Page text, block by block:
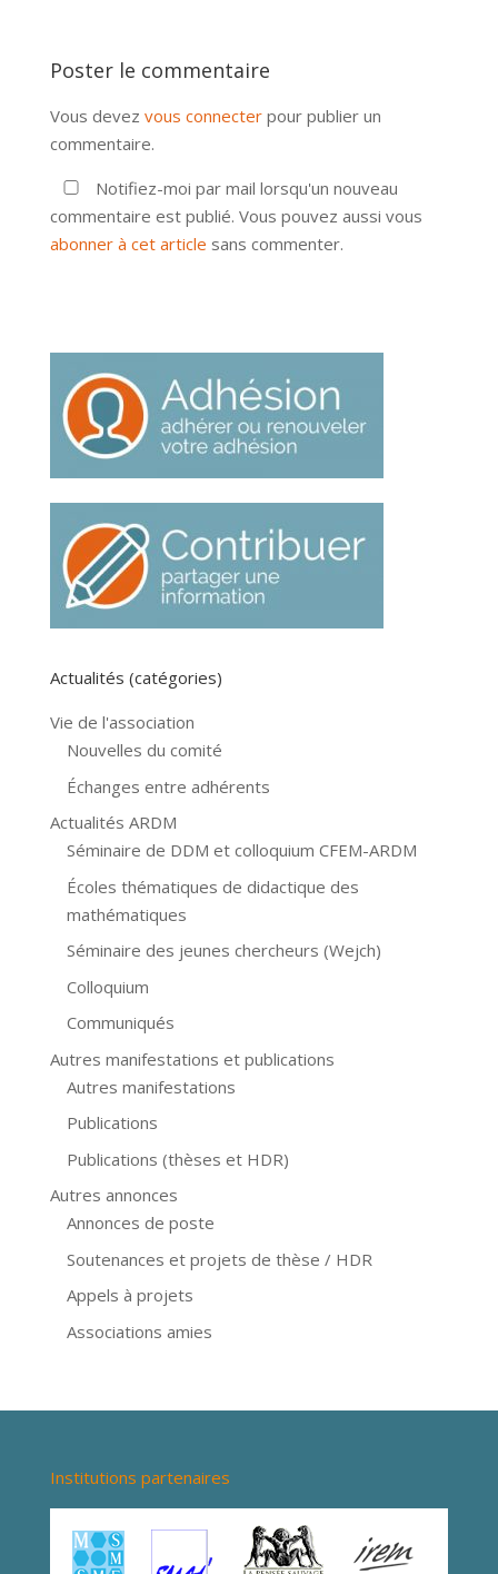
Poster le commentaire
Vous devez vous connecterpour publier un
commentaire.
Notifiez-moi par mail lorsqu'un nouveau
commentaire est publié. Vous pouvez aussi vous
abonner à cet article sans commenter.
Actualités (catégories)
Vie de l'association
Nouvelles du comité
Échanges entre adhérents
Actualités ARDM
Séminaire de DDM et colloquium CFEM-ARDM
Écoles thématiques de didactique des
mathématiques
Séminaire des jeunes chercheurs (Wejch)
Colloquium
Communiqués
Autres manifestations et publications
Autres manifestations
Publications
Publications (thèses et HDR)
Autres annonces
Annonces de poste
Soutenances et projets de thèse / HDR
Appels à projets
Associations amies
Institutions partenaires